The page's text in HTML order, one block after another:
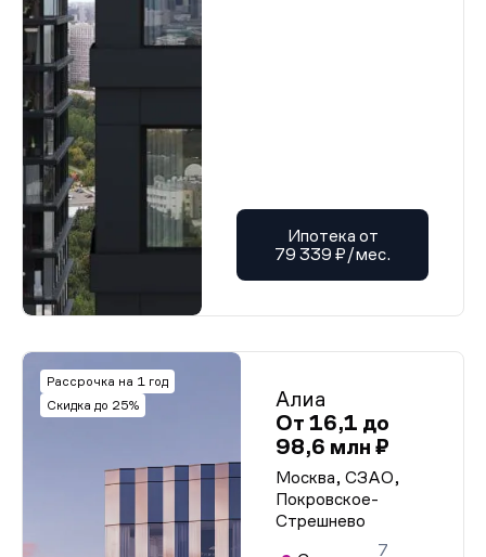
Ипотека от
79 339 ₽/мес.
Рассрочка на 1 год
Скидка до 25%
Алиа
От 16,1 до
98,6 млн ₽
Москва, СЗАО,
Покровское-
Стрешнево
7